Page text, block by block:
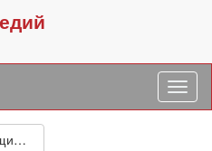
Борщик Наталья Дмитриевна